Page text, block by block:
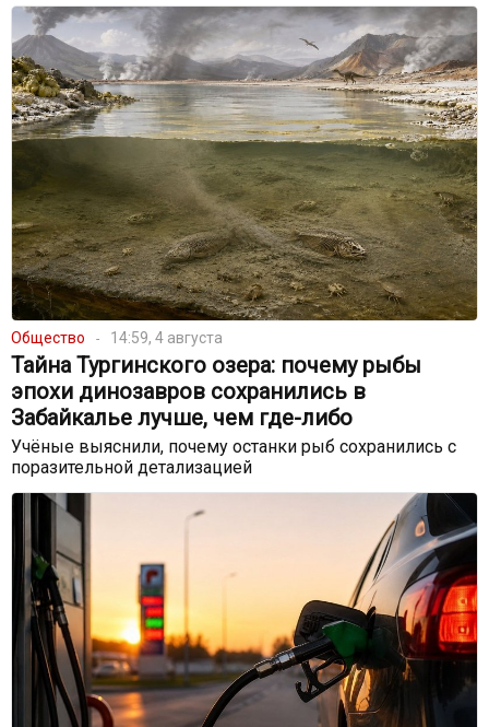
Общество 14:59, 4 августа
Тайна Тургинского озера: почему рыбы
эпохи динозавров сохранились в
Забайкалье лучше, чем где-либо
Учёные выяснили, почему останки рыб сохранились с
поразительной детализацией